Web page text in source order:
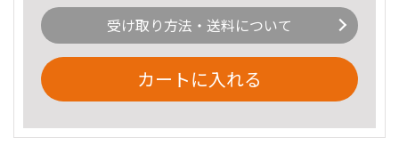
受け取り方法・送料について
カートに入れる